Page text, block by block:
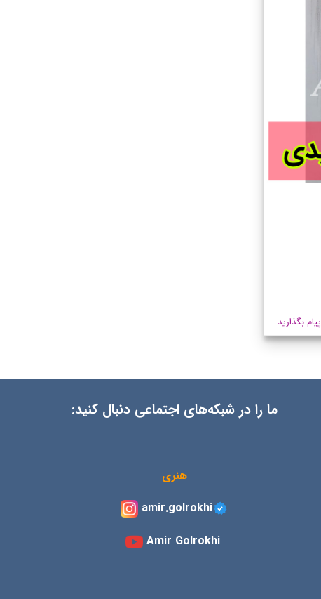
پیام بگذارید
ما را در شبکه‌های اجتماعی دنبال کنید:
هنری
amir.golrokhi
Amir Golrokhi